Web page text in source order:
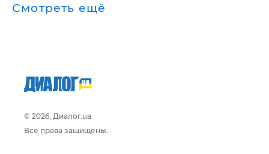
Смотреть ещё
© 2026, Диалог.ua
Все права защищены.